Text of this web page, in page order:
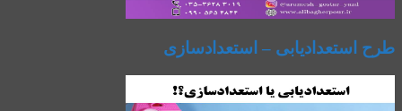
طرح استعدادیابی – استعدادسازی